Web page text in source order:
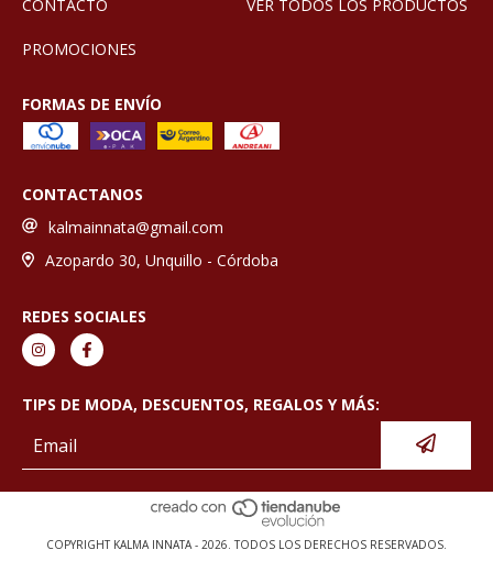
CONTACTO
VER TODOS LOS PRODUCTOS
PROMOCIONES
FORMAS DE ENVÍO
CONTACTANOS
kalmainnata@gmail.com
Azopardo 30, Unquillo - Córdoba
REDES SOCIALES
TIPS DE MODA, DESCUENTOS, REGALOS Y MÁS:
COPYRIGHT KALMA INNATA - 2026. TODOS LOS DERECHOS RESERVADOS.